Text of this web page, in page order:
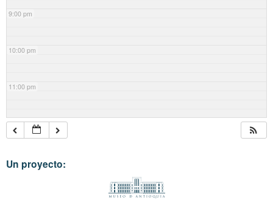
9:00 pm
10:00 pm
11:00 pm
Un proyecto: